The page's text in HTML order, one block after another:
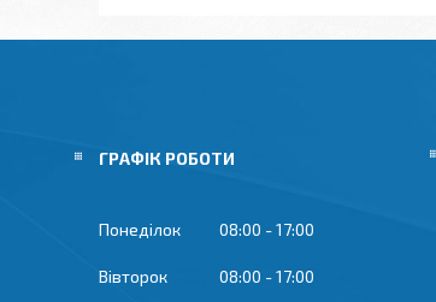
ГРАФІК РОБОТИ
Понеділок 08:00 17:00
Вівторок 08:00 17:00